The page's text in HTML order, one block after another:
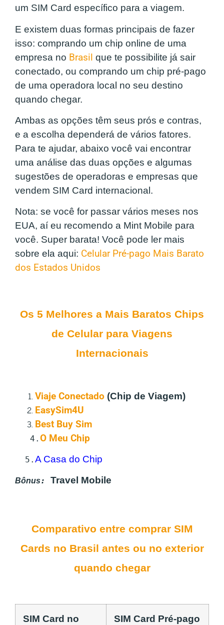
um SIM Card específico para a viagem.
E existem duas formas principais de fazer
isso: comprando um chip online de uma
empresa no Brasil que te possibilite já sair
conectado, ou comprando um chip pré-pago
de uma operadora local no seu destino
quando chegar.
Ambas as opções têm seus prós e contras,
e a escolha dependerá de vários fatores.
Para te ajudar, abaixo você vai encontrar
uma análise das duas opções e algumas
sugestões de operadoras e empresas que
vendem SIM Card internacional.
Nota: se você for passar vários meses nos
EUA, aí eu recomendo a Mint Mobile para
você. Super barata! Você pode ler mais
sobre ela aqui: Celular Pré-pago Mais Barato
dos Estados Unidos
Os 5 Melhores a Mais Baratos Chips
de Celular para Viagens
Internacionais
Viaje Conectado (Chip de Viagem)
EasySim4U
Best Buy Sim
4. O Meu Chip
5. A Casa do Chip
Bônus: Travel Mobile
Comparativo entre comprar SIM
Cards no Brasil antes ou no exterior
quando chegar
SIM Card no
SIM Card Pré-pago